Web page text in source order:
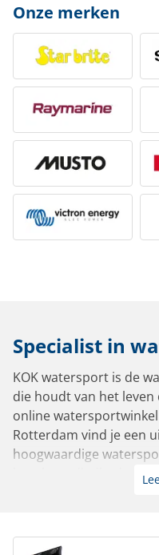
Onze merken
Specialist in
KOK watersport is de
die houdt van het
online
Rotterdam vind je een
hoogwaardige
bootbenodigdheden
Met meer dan 10.000